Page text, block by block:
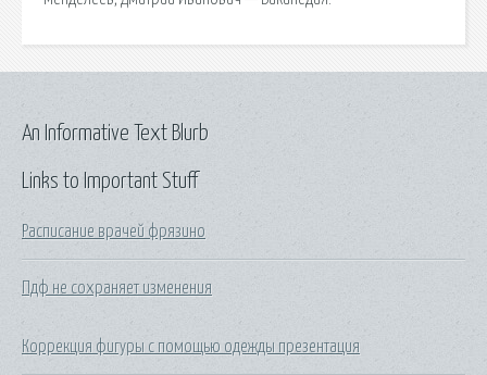
Links to Important Stuff
Расписание врачей фрязино
Пдф не сохраняет изменения
Коррекция фигуры с помощью одежды презентация
An Informative Text Blurb